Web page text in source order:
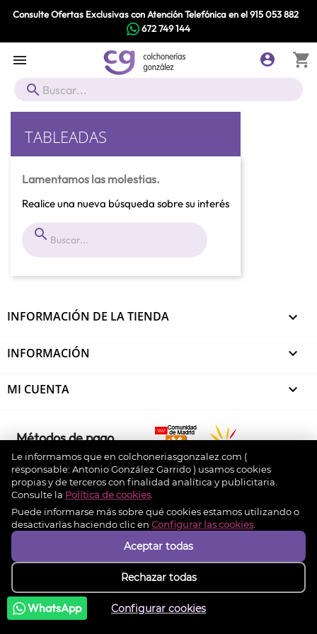
WhatsApp
Consulte Ofertas Exclusivas con Atención Telefónica en el915 053 882
672 749 144
 shopping_cart


TABLEADAS
Lamentamos las molestias.
Realice una nueva búsqueda sobre su interés

INFORMACIÓN DE LA TIENDA 
INFORMACIÓN 
MI CUENTA 
Le informamos que en colchoneriasgonzalez.com (
responsable: Antonio González Garrido ) usamos cookies
propias y de terceros con finalidad analítica y publicitaria.
Consulte la Política de cookies.
Puede informarse más sobre qué cookies estamos utilizando o
desactivarlas haciendo clic en Configurar las cookies.
Aceptar todas
Rechazar todas
Configurar cookies
Métodos de pago
© 2026 - colchoneriasgonzalez.com. Design by
Experto Prestashop